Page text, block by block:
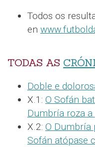
Todos os
en
TODAS AS
Doble e
X.1: O Sofán
Dumbría roza
X.2: O Dumbría
Sofán atópase